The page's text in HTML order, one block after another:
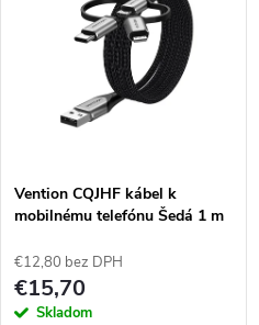
o
v
v
Vention CQJHF kábel k
mobilnému telefónu Šedá 1 m
B + USB C
€12,80 bez DPH
€15,70
Skladom